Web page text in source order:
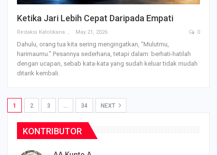
Ketika Jari Lebih Cepat Daripada Empati
Redaksi Katolikana May 21, 2026 0
Dahulu, orang tua kita sering mengingatkan, “Mulutmu,
harimaumu.” Pesannya sederhana, tetapi dalam: berhati-hatilah
dengan ucapan, sebab kata-kata yang sudah keluar tidak mudah
ditarik kembali.
1 2 3 … 34 NEXT
KONTRIBUTOR